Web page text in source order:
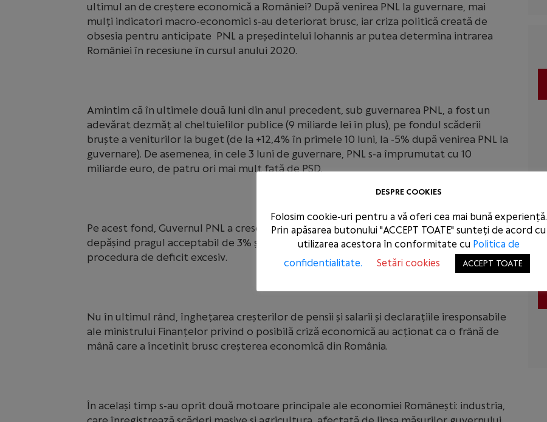
ultimul an de creștere economică a României? După venirea PNL la guvernare, mai
mulți indicatori macro-economici s-au deteriorat brusc, iar criza politică creată de
obsesia pentru anticipate PNL a președintelui Iohannis ar putea determina intrarea
României în recesiune în cursul anului 2020.
Amintim că în ultimele două luni din anul precedent, sub guvernarea PNL, a fost un
adevărat dezmăț al cheltuielilor publice (9 miliarde lei în plus), pe fondul scăderii
bruște a veniturilor la buget (de la +12,4% în primele 10 luni, la -5% după venirea PNL la
guvernare). De asemenea, în cele 3 luni de guvernare, PNL s-a împrumutat cu 10
miliarde euro, de patru ori mai mult față de PSD.
Pe acest fond, Guvernul PNL a crescut deficitul bugetar din 2019 de la 2,8% la 4,6%,
depășind pragul acceptabil de 3% și determinând astfel intrarea României în
procedura de deficit excesiv.
Nu în ultimul rând, înghețarea creșterilor de pensii și salarii și declarațiile iresponsabile
ale ministrului Finanțelor privind o posibilă criză economică au acționat ca o frână de
mână care a încetinit brusc creșterea economică din România.
În același timp s-au oprit două motoare principale ale economiei Românești: industria,
DESPRE COOKIES
Folosim cookie-uri pentru a vă oferi cea mai bună experiență.
Prin apăsarea butonului "ACCEPT TOATE" sunteți de acord cu
utilizarea acestora în conformitate cu Politica de
confidentialitate.
Setări cookies ACCEPT TOATE